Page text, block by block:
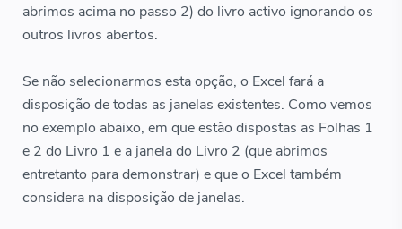
abrimos acima no passo 2) do livro activo ignorando os
outros livros abertos.
Se não selecionarmos esta opção, o Excel fará a
disposição de todas as janelas existentes. Como vemos
no exemplo abaixo, em que estão dispostas as Folhas 1
e 2 do Livro 1 e a janela do Livro 2 (que abrimos
entretanto para demonstrar) e que o Excel também
considera na disposição de janelas.